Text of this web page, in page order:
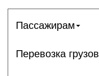
Пассажирам
Перевозка грузов